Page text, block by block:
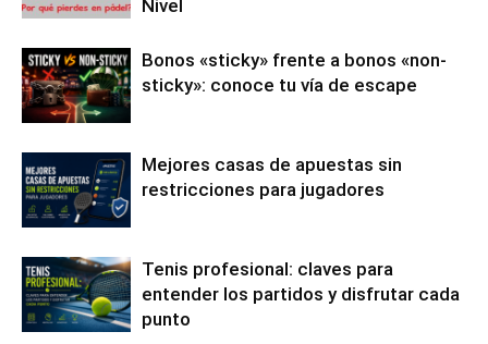
Nivel
Bonos «sticky» frente a bonos «non-
sticky»: conoce tu vía de escape
Mejores casas de apuestas sin
restricciones para jugadores
Tenis profesional: claves para
entender los partidos y disfrutar cada
punto